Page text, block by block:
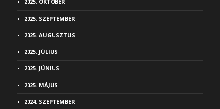
2025. OKTÓBER
2025. SZEPTEMBER
2025. AUGUSZTUS
2025. JÚLIUS
2025. JÚNIUS
2025. MÁJUS
2024. SZEPTEMBER